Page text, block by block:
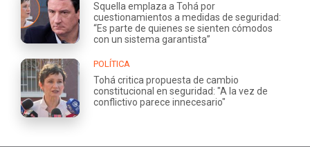
Squella emplaza a Tohá por
cuestionamientos a medidas de seguridad:
“Es parte de quienes se sienten cómodos
con un sistema garantista”
POLÍTICA
Tohá critica propuesta de cambio
constitucional en seguridad: "A la vez de
conflictivo parece innecesario"